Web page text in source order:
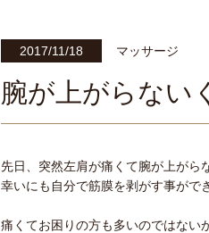
2017/11/18 マッサージ
腕が上がらない
先日、突然左肩が痛くて腕が上が
幸いにも自分で筋膜を剥がす事がで
痛くてお困りの方も多いのではない